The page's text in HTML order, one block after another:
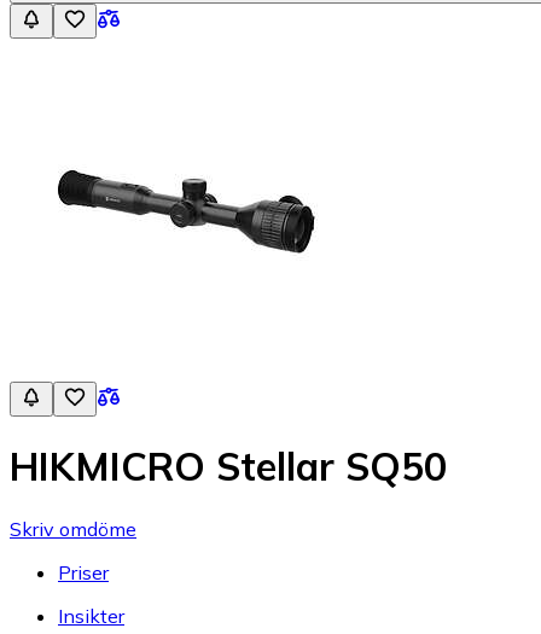
HIKMICRO Stellar SQ50
Skriv omdöme
Priser
Insikter